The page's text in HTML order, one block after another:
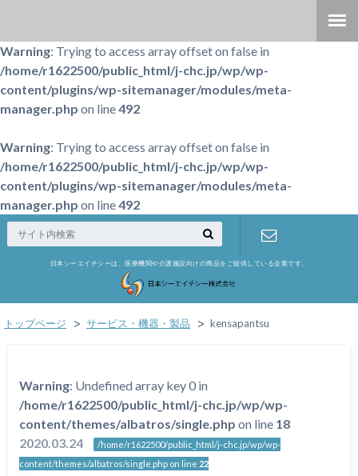
Warning: Trying to access array offset on false in
/home/r1622500/public_html/j-chc.jp/wp/wp-
content/plugins/wp-sitemanager/modules/meta-
manager.php on line492
Warning: Trying to access array offset on false in
/home/r1622500/public_html/j-chc.jp/wp/wp-
content/plugins/wp-sitemanager/modules/meta-
manager.php on line492
日本シーエイチシーは、医療機関や介護施設向けの商品をご提供している企業です。
トップページ サービス・機器・製品 kensapantsu
Warning: Undefined array key 0 in
/home/r1622500/public_html/j-chc.jp/wp/wp-
content/themes/albatros/single.php on line 18
2020.03.24
/home/r1622500/public_html/j-chc.jp/wp/wp-
content/themes/albatros/single.php on line 22